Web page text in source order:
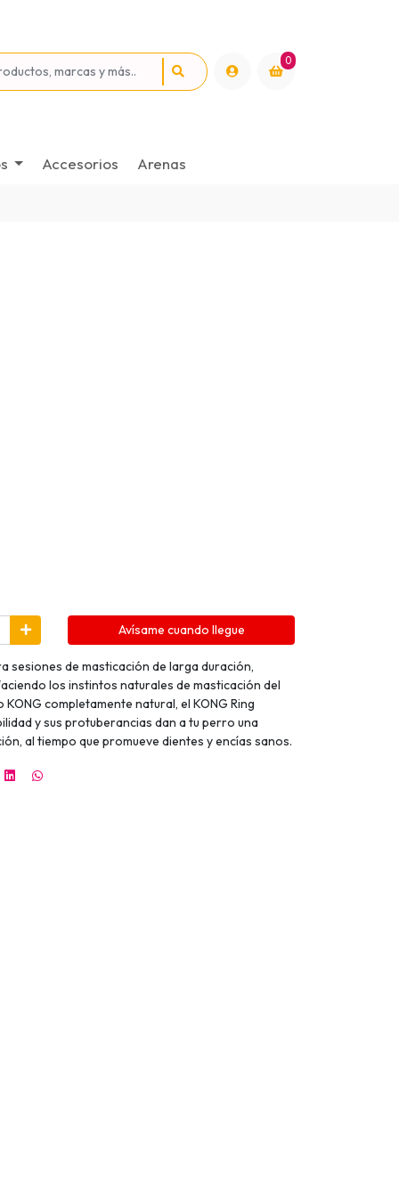
0
Accesorios Arenas
Avísame cuando llegue
sesiones de masticación de larga duración,
los instintos naturales de masticación del
completamente natural, el KONG Ring
y sus protuberancias dan a tu perro una
al tiempo que promueve dientes y encías sanos.